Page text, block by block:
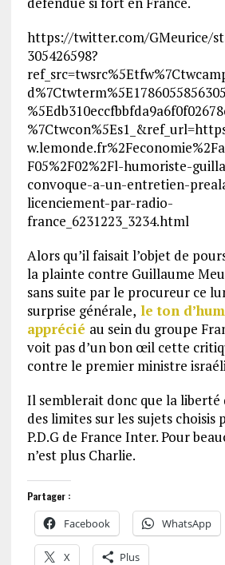
https://twitter.com/GMeurice/
305426598?
F05%2F02%2Fl-humoriste-
convoque-a-un-entretien-
licenciement-par-radio-
france_6231223_3234.html
Alors qu’il faisait l’objet de
la plainte contre Guillaume
sans suite par le procureur ce
surprise générale, le ton
apprécié au sein du groupe
voit pas d’un bon œil cette
contre le premier ministre
Il semblerait donc que la liberté
des limites sur les sujets choisis
P.D.G de France Inter. Pour
n’est plus Charlie.
Partager :
Facebook WhatsApp
X Plus